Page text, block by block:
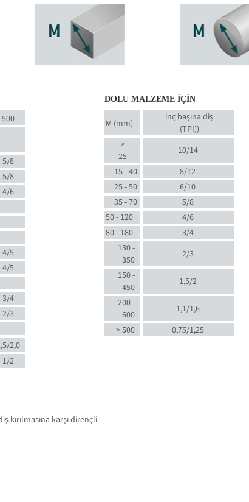
500
5/8
5/8
4/6
4/5
4/5
3/4
2/3
2,0
1/2
DOLU MALZEME İÇİN
M (mm)
inç başına diş
(TPI))
>
25
10/14
15 - 40
8/12
25 - 50
6/10
35 - 70
5/8
50 - 120
4/6
80 - 180
3/4
130 -
350
2/3
150 -
450
1,5/2
200 -
600
1,1/1,6
> 500
0,75/1,25
kırılmasına karşı dirençli